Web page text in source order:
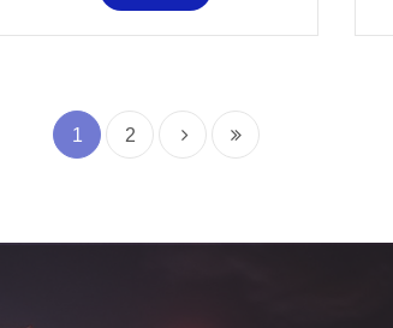
1 2